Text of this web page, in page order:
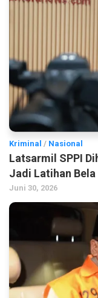
Kriminal / Nasional
Latsarmil SPPI
Jadi Latihan Bela
Juni 30, 2026